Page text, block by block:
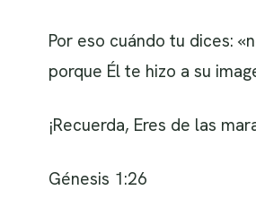
Por eso cuándo tu dices:
porque Él te hizo a su
¡Recuerda, Eres de las
Génesis 1:26